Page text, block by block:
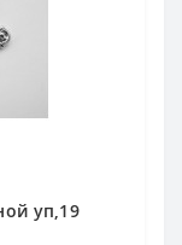
уп,19